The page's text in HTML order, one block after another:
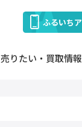
ふるいち
売りたい・買取情報